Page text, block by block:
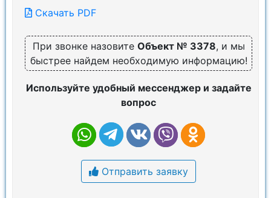
Скачать PDF
При звонке назовите Объект № 3378, и мы
быстрее найдем необходимую информацию!
Используйте удобный мессенджер и задайте
вопрос
Отправить заявку